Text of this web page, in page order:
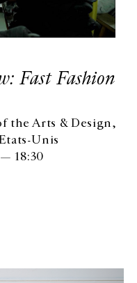
Fast Fashion
the Arts & Design,
Unis
18:30